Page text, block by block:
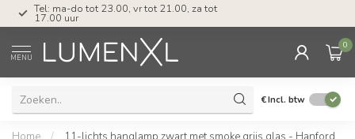
Tel: ma-do tot 23.00, vr tot 21.00, za tot
17.00 uur
MENU
0
€Incl. btw